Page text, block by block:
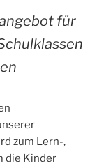
für
zum Lern-,
die Kinder